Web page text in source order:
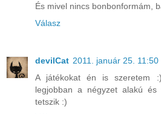
És mivel nincs bonbonformám,
Válasz
devilCat 2011. január 25. 11:50
A játékokat én is szeretem
legjobban a négyzet alakú
tetszik :)